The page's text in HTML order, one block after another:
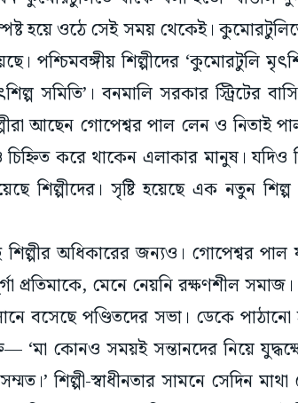
পশ্চিমবঙ্গীয় শিল্পীদের ‘কুমোরটুলি
সমিতি’। বনমালি সরকার স্ট্রিটের
আছেন গোপেশ্বর পাল লেন ও নিতাই
চিহ্নিত করে থাকেন এলাকার মানুষ।
শিল্পীদের। সৃষ্টি হয়েছে এক নতুন
অধিকারের জন্যও। গোপেশ্বর পাল
প্রতিমাকে, মেনে নেয়নি রক্ষণশীল
বসেছে পণ্ডিতদের সভা। ডেকে পাঠানো
‘মা কোনও সময়ই সন্তানদের নিয়ে
শিল্পী-স্বাধীনতার সামনে সেদিন
গল্প। প্রতিকূলতার সামনে